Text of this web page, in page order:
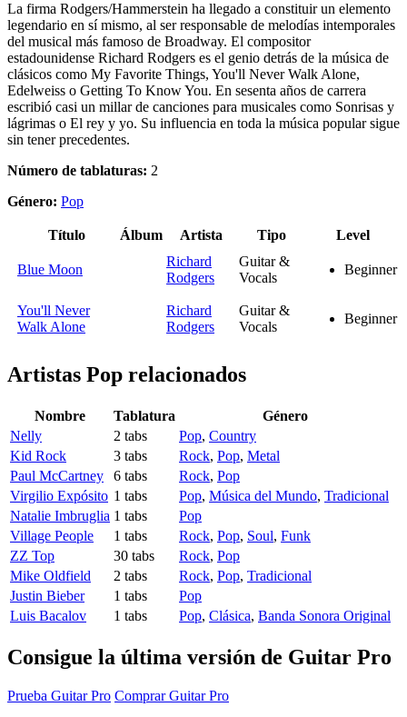
La firma Rodgers/Hammerstein ha llegado a constituir un elemento
legendario en sí mismo, al ser responsable de melodías intemporales
del musical más famoso de Broadway. El compositor
estadounidense Richard Rodgers es el genio detrás de la música de
clásicos como My Favorite Things, You'll Never Walk Alone,
Edelweiss o Getting To Know You. En sesenta años de carrera
escribió casi un millar de canciones para musicales como Sonrisas y
lágrimas o El rey y yo. Su influencia en toda la música popular sigue
sin tener precedentes.
Número de tablaturas: 2
Género: Pop
Título Álbum Artista Tipo Level
Blue Moon
Richard
Rodgers
Guitar &
Vocals
Beginner
You'll Never
Walk Alone
Richard
Rodgers
Guitar &
Vocals
Beginner
Artistas Pop relacionados
Nombre Tablatura
Género
Nelly
2 tabs Pop, Country
Kid Rock
3 tabs Rock, Pop, Metal
Paul McCartney
6 tabs Rock, Pop
Virgilio Expósito 1 tabs Pop, Música del Mundo, Tradicional
Natalie Imbruglia 1 tabs
Pop
Village People
1 tabs Rock, Pop, Soul, Funk
ZZ Top
30 tabs Rock, Pop
Mike Oldfield
2 tabs Rock, Pop, Tradicional
Justin Bieber
1 tabs
Pop
Luis Bacalov
1 tabs Pop, Clásica, Banda Sonora Original
Consigue la última versión de Guitar Pro
Prueba Guitar Pro Comprar Guitar Pro